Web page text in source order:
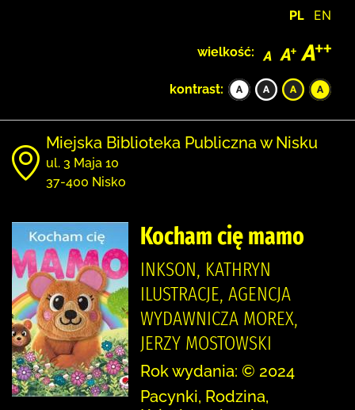
PL EN
wielkość:
kontrast:
Miejska Biblioteka Publiczna w Nisku
ul. 3 Maja 10
37-400 Nisko
Kocham cię mamo
INKSON, KATHRYN
ILUSTRACJE, AGENCJA
WYDAWNICZA MOREX,
JERZY MOSTOWSKI
Rok wydania: © 2024
Pacynki, Rodzina,